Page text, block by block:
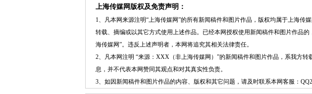
上海传媒网版权及免责声明：
1、凡本网来源注明“上海传媒网”的所有新闻稿件和图片作品，版权均属于上海传
转载、摘编或以其它方式使用上述作品。已经本网授权使用新闻稿件和图片作品
海传媒网”。违反上述声明者，本网将追究其相关法律责任。
2、凡本网注明 “来源：XXX（非上海传媒网）”的新闻稿件和图片作品，系我方
息，并不代表本网赞同其观点和对其真实性负责。
3、如因新闻稿件和图片作品的内容、版权和其它问题，请及时联系本网客服：